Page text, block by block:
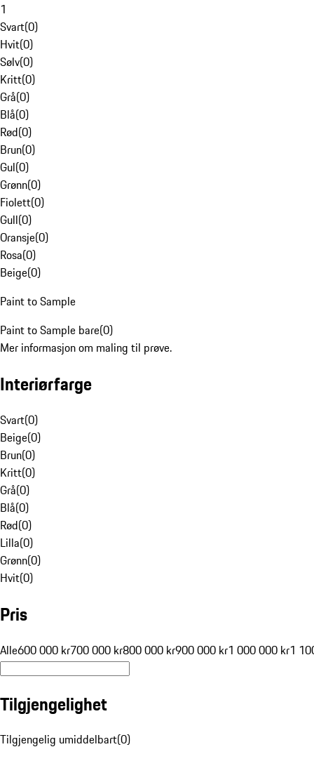
1
Svart(0)
Hvit(0)
Sølv(0)
Kritt(0)
Grå(0)
Blå(0)
Rød(0)
Brun(0)
Gul(0)
Grønn(0)
Fiolett(0)
Gull(0)
Oransje(0)
Rosa(0)
Beige(0)
Paint to Sample
Paint to Sample bare(0)
Mer informasjon om maling til prøve.
Interiørfarge
Svart(0)
Beige(0)
Brun(0)
Kritt(0)
Grå(0)
Blå(0)
Rød(0)
Lilla(0)
Grønn(0)
Hvit(0)
Pris
Alle600 000 kr700 000 kr800 000 kr900 000 kr1 000 000 kr1
Tilgjengelighet
Tilgjengelig umiddelbart(0)